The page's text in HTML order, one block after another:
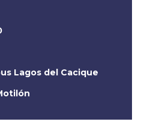
Lagos del Cacique